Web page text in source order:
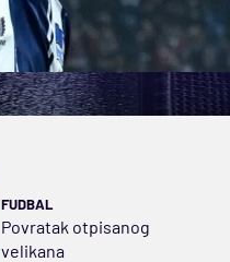
FUDBAL
Povratak otpisanog
velikana